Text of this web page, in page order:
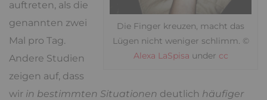
Die Finger kreuzen, macht das
Lügen nicht weniger schlimm. ©
Alexa LaSpisa under cc
auftreten, als die
genannten zwei
Mal pro Tag.
Andere Studien
zeigen auf, dass
wir in bestimmten Situationen deutlich häufiger